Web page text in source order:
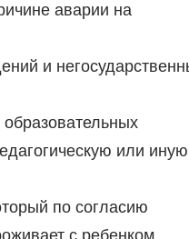
аварии на
и
или иную
по согласию